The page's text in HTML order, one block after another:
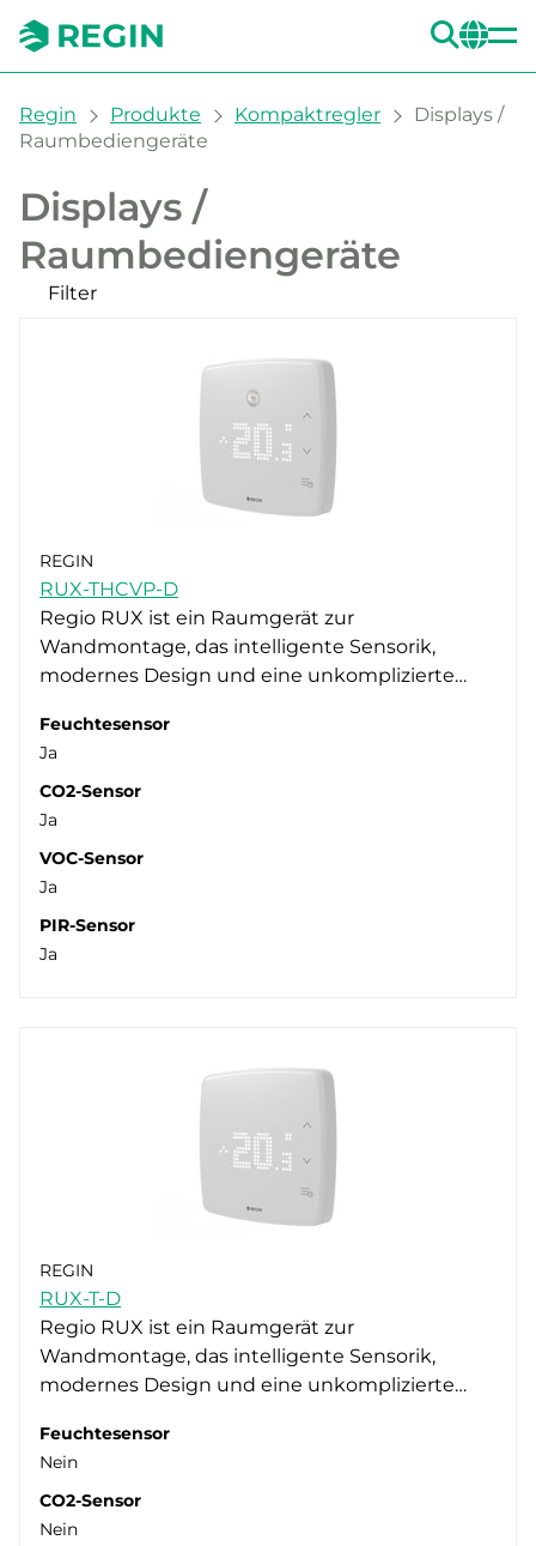
You are here:
Regin Produkte Kompaktregler
Displays /
Raumbediengeräte
Displays /
Raumbediengeräte
Filter
Display (2)
I/O-Module (1)
Raumbediengeräte (19)
Raumregler (1)
Messung
Bewegungsmelder (3)
CO2 (3)
Feuchte (3)
Versorgungsspannung
24V AC (21)
24V DC (9)
Montage
Schaltschrank (2)
Display
BACnet (6)
Modbus (8)
Ethernet (2)
Schutzart
IP30 (9)
REGIN
RUX-THCVP-D
Regio RUX ist ein Raumgerät zur
Wandmontage, das intelligente Sensorik,
modernes Design und eine unkomplizierte…
Feuchtesensor
Ja
CO2-Sensor
Ja
VOC-Sensor
Ja
PIR-Sensor
Ja
REGIN
RUX-T-D
Regio RUX ist ein Raumgerät zur
Wandmontage, das intelligente Sensorik,
modernes Design und eine unkomplizierte…
Feuchtesensor
Nein
CO2-Sensor
Nein